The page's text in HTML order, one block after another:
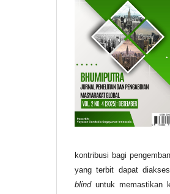
kontribusi bagi
yang terbit dapat
blinduntuk memastikan